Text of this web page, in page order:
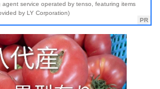
agent service operated by tenso, featuring items
by LY Corporation)